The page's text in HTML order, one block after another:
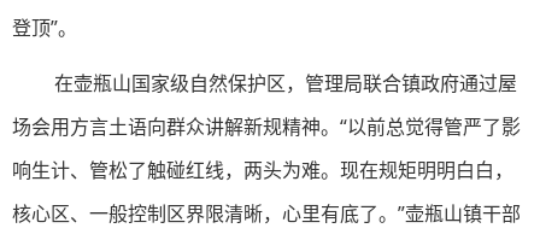
登顶”。
在壶瓶山国家级自然保护区，管理局联合镇政府通过屋
场会用方言土语向群众讲解新规精神。“以前总觉得管严了影
响生计、管松了触碰红线，两头为难。现在规矩明明白白，
核心区、一般控制区界限清晰，心里有底了。”壶瓶山镇干部